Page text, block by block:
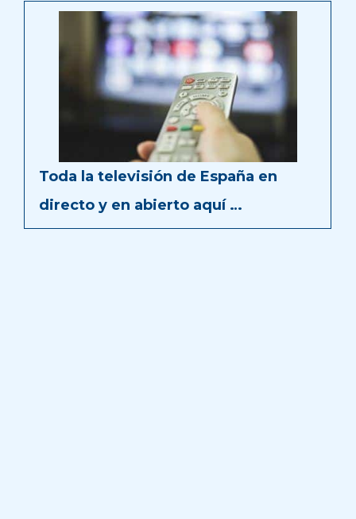
Toda la televisión de España en
directo y en abierto aquí …